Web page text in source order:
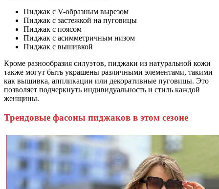
Пиджак с V-образным вырезом
Пиджак с застежкой на пуговицы
Пиджак с поясом
Пиджак с асимметричным низом
Пиджак с вышивкой
Кроме разнообразия силуэтов, пиджаки из натуральной кожи
также могут быть украшены различными элементами, такими
как вышивка, аппликации или декоративные пуговицы. Это
позволяет подчеркнуть индивидуальность и стиль каждой
женщины.
Трендовые фасоны пиджаков в этом сезоне